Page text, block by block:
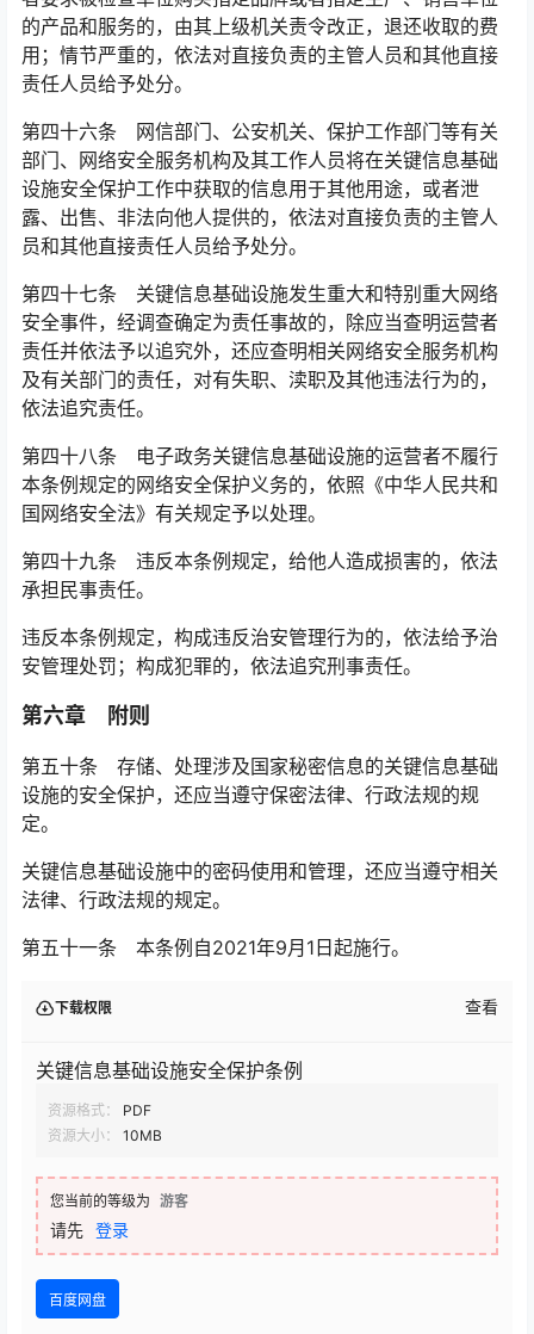
的产品和服务的，由其上级机关责令改正，退还收取的费
用；情节严重的，依法对直接负责的主管人员和其他直接
责任人员给予处分。󠅅󠅃󠄵󠅂󠄪󠇖󠆨󠆨󠇕󠆞󠆒󠅬󠇘󠆭󠆘󠇙󠆝󠅵󠇗󠆭󠆁󠄐󠇗󠅹󠅸󠇖󠆍󠅳󠇖󠅹󠅰󠇖󠆌󠅹
第四十六条 网信部门、公安机关、保护工作部门等有关
部门、网络安全服务机构及其工作人员将在关键信息基础
设施安全保护工作中获取的信息用于其他用途，或者泄
露、出售、非法向他人提供的，依法对直接负责的主管人
员和其他直接责任人员给予处分。󠅅󠅃󠄵󠅂󠄪󠇖󠆨󠆨󠇕󠆞󠆒󠅬󠇘󠆭󠆘󠇙󠆝󠅵󠇗󠆭󠆁󠄐󠇗󠅹󠅸󠇖󠆍󠅳󠇖󠅹󠅰󠇖󠆌󠅹
第四十七条 关键信息基础设施发生重大和特别重大网络
安全事件，经调查确定为责任事故的，除应当查明运营者
责任并依法予以追究外，还应查明相关网络安全服务机构
及有关部门的责任，对有失职、渎职及其他违法行为的，
依法追究责任。󠅅󠅃󠄵󠅂󠄪󠇖󠆨󠆨󠇕󠆞󠆒󠅬󠇘󠆭󠆘󠇙󠆝󠅵󠇗󠆭󠆁󠄐󠇗󠅹󠅸󠇖󠆍󠅳󠇖󠅹󠅰󠇖󠆌󠅹
第四十八条 电子政务关键信息基础设施的运营者不履行
本条例规定的网络安全保护义务的，依照《中华人民共和
国网络安全法》有关规定予以处理。
第四十九条 违反本条例规定，给他人造成损害的，依法
承担民事责任。
违反本条例规定，构成违反治安管理行为的，依法给予治
安管理处罚；构成犯罪的，依法追究刑事责任。
第六章 附则
第五十条 存储、处理涉及国家秘密信息的关键信息基础
设施的安全保护，还应当遵守保密法律、行政法规的规
定。
关键信息基础设施中的密码使用和管理，还应当遵守相关
法律、行政法规的规定。
第五十一条 本条例自2021年9月1日起施行。
下载权限 查看
关键信息基础设施安全保护条例
资源格式：
PDF
资源大小：
10MB
您当前的等级为 游客
请先 登录
百度网盘